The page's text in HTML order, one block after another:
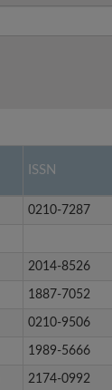
ISSN
0210-7287
2014-8526
1887-7052
0210-9506
1989-5666
2174-0992